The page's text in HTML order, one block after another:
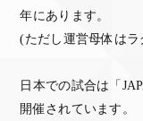
年にあります。
(ただし運営母体は
日本での試合は「
開催されています。